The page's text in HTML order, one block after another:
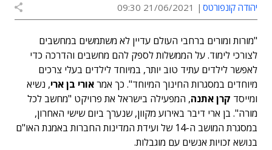
יהודה קונפורטס 21/06/2021 09:30
"מורות ומורים ברחבי העולם עדיין לא משתמשים במחשבים
לצורכי לימוד. על הממשלות לספק להם מחשבים והדרכה כדי
לאפשר לילדים עתיד טוב יותר, במיוחד לילדים בעלי צרכים
מיוחדים במסגרות החינוך המיוחד". כך אמראורי בן ארי, נשיא
ומייסד קרן אתנה, המפעילה בישראל את פרויקט "מחשב לכל
מורה". בן ארי דיבר באירוע מקוון, שנערך ביום שישי האחרון,
במסגרת המושב ה-14 של ועידת המדינות החברות באמנת האו"ם
בנושא זכויות אנשים עם מוגבלות.